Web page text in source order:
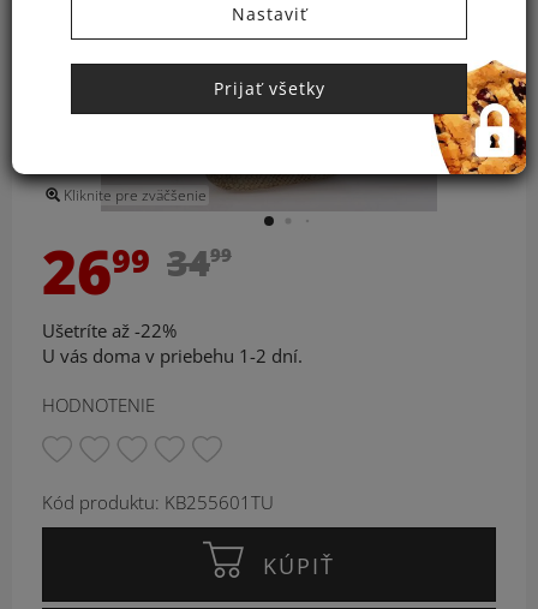
Kliknite pre zväčšenie
2699 3499
Ušetríte až -22%
U vás doma v priebehu 1-2 dní.
HODNOTENIE
Kód produktu: KB255601TU
KÚPIŤ
Nastaviť
Prijať všetky